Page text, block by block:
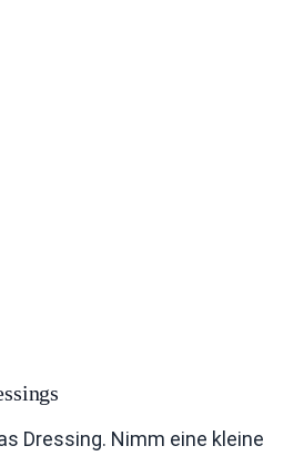
Dressing. Nimm eine kleine